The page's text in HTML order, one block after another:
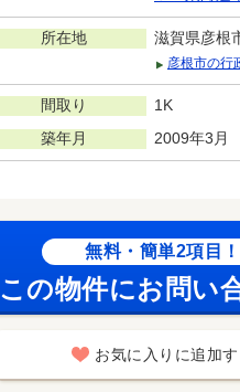
所在地 滋賀県彦根
彦根市の行
間取り 1K
築年月 2009年3月
無料・簡単2項目！
この物件にお問い
お気に入りに追加す